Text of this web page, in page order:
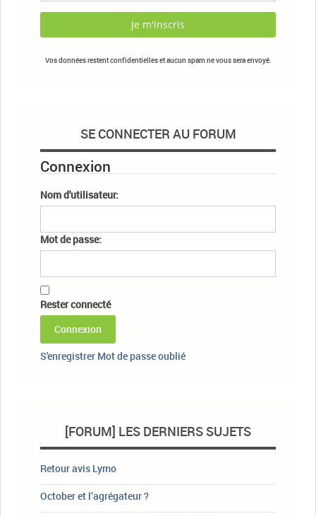
Vos données restent confidentielles et aucun spam ne vous sera envoyé.
SE CONNECTER AU FORUM
Connexion
Nom d'utilisateur:
Mot de passe:
Rester connecté
Connexion
S'enregistrer Mot de passe oublié
[FORUM] LES DERNIERS SUJETS
Retour avis Lymo
October et l’agrégateur ?